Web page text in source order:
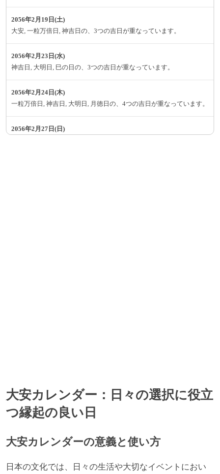
2056年2月19日(土)
大安, 一粒万倍日, 神吉日の、3つの吉日が重なっています。
2056年2月23日(水)
神吉日, 大明日, 巳の日の、3つの吉日が重なっています。
2056年2月24日(木)
一粒万倍日, 神吉日, 大明日, 月徳日の、4つの吉日が重なっています。
2056年2月27日(日)
大安カレンダー：日々の選択に役立
つ縁起の良い日
大安カレンダーの意義と使い方
日本の文化では、日々の生活や大切なイベントにおい